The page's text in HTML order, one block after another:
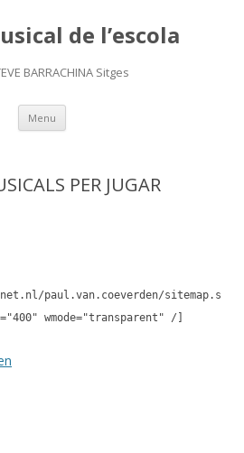
de l’escola
BARRACHINA Sitges
Menu Skip
content
PER JUGAR
paul.van.coeverden/sitemap.s
wmode="transparent" /]